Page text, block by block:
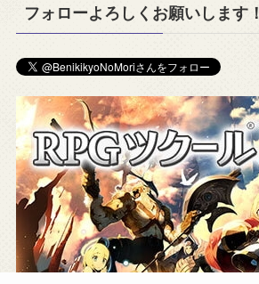
フォローよろしくお願いします！